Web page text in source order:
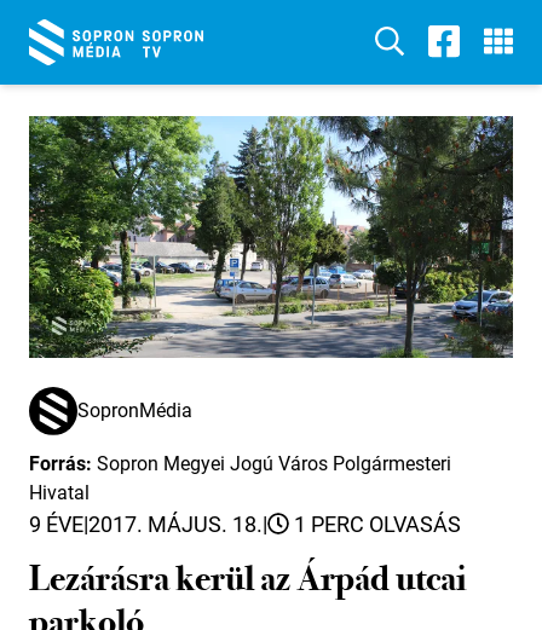
SopronMédia
Forrás: Sopron Megyei Jogú Város Polgármesteri
Hivatal
9 ÉVE|2017. MÁJUS. 18.| 1 PERC OLVASÁS
Lezárásra kerül az Árpád utcai